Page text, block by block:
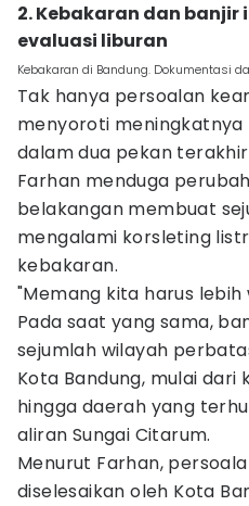
2. Kebakaran dan
evaluasi liburan
Kebakaran di Bandung. Dokumentasi
Tak hanya persoalan
menyoroti
dalam dua pekan
Farhan menduga
belakangan membuat
mengalami korsleting
kebakaran.
"Memang kita harus lebih
Pada saat yang sama,
sejumlah wilayah
Kota Bandung, mulai dari
hingga daerah yang
aliran Sungai Citarum.
Menurut Farhan,
diselesaikan oleh Kota